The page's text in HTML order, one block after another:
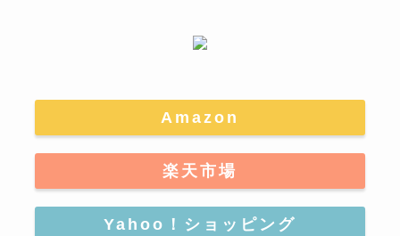
Amazon
楽天市場
Yahoo！ショッピング